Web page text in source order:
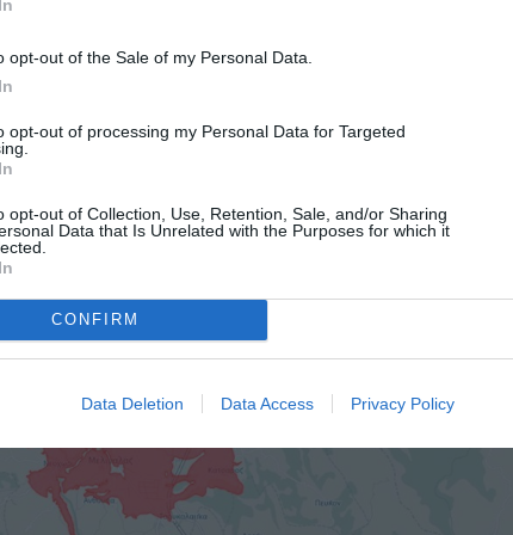
opt-out of the Sale of my Personal Data.
opt-out of processing my Personal Data for Targeted
opt-out of Collection, Use, Retention, Sale, and/or Sharing
Data that Is Unrelated with the Purposes for which it
CONFIRM
Data Deletion Data Access Privacy Policy
στις αποφάσεις τους”».
Δήμαρχοι, περιφερειάρχης, βουλευτές, κεντρικό
η έκθεση να ευαισθητοποιήσει όλους τους παραπάνω,
από τις παρατάξεις των μειοψηφιών.